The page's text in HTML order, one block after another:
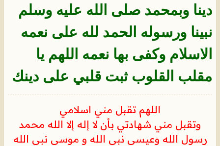
دينا وبمحمد صلى الله عليه وسلم
نبينا ورسوله الحمد لله على نعمه
الاسلام وكفى بها نعمه اللهم يا
مقلب القلوب ثبت قلبي على دينك
اللهم تقبل مني اسلامي
وتقبل مني شهادتي بأن لا إله إلا الله محمد
رسول الله وعيسى نبي الله و موسى نبي الله